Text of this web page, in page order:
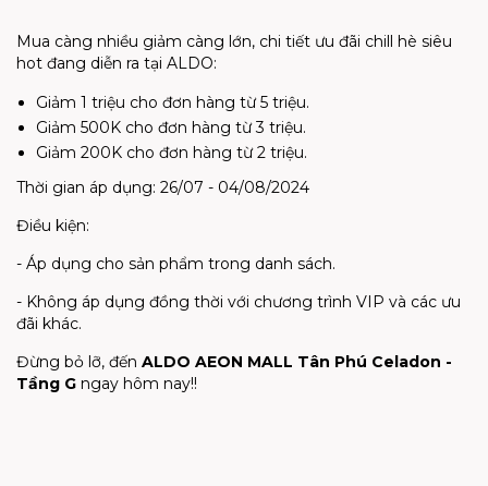
Mua càng nhiều giảm càng lớn, chi tiết ưu đãi chill hè siêu
hot đang diễn ra tại ALDO:
Giảm 1 triệu cho đơn hàng từ 5 triệu.
Giảm 500K cho đơn hàng từ 3 triệu.
Giảm 200K cho đơn hàng từ 2 triệu.
Thời gian áp dụng: 26/07 - 04/08/2024
Điều kiện:
- Áp dụng cho sản phẩm trong danh sách.
- Không áp dụng đồng thời với chương trình VIP và các ưu
đãi khác.
Đừng bỏ lỡ, đến ALDO AEON MALL Tân Phú Celadon -
Tầng G ngay hôm nay!!